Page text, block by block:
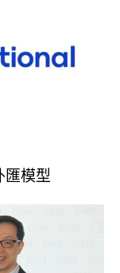
匯模型